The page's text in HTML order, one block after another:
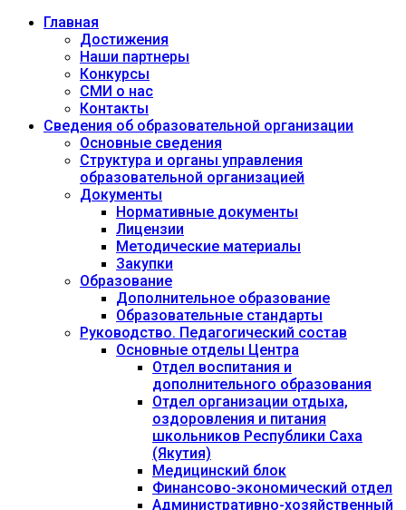
Главная
Достижения
Наши партнеры
Конкурсы
СМИ о нас
Контакты
Сведения об образовательной организации
Основные сведения
Структура и органы управления
образовательной организацией
Документы
Нормативные документы
Лицензии
Методические материалы
Закупки
Образование
Дополнительное образование
Образовательные стандарты
Руководство. Педагогический состав
Основные отделы Центра
Отдел воспитания и
дополнительного образования
Отдел организации отдыха,
оздоровления и питания
школьников Республики Саха
(Якутия)
Медицинский блок
Финансово-экономический отдел
Административно-хозяйственный